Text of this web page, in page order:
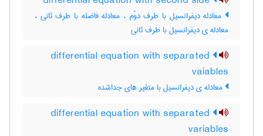
معادله دیفرانسیل با طرف دوّم ، معادله فاضله با طرف ثانی ،
معادله ی دیفرانسیل با طرف ثانی
differential equation with separated
vaiables
معادله ی دیفرانسیل با متغیر های جداشده
differential equation with separated
variables